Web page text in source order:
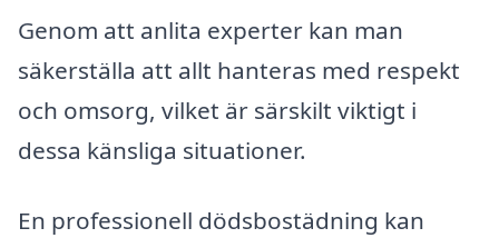
Genom att anlita experter kan man
säkerställa att allt hanteras med respekt
och omsorg, vilket är särskilt viktigt i
dessa känsliga situationer.
En professionell dödsbostädning kan